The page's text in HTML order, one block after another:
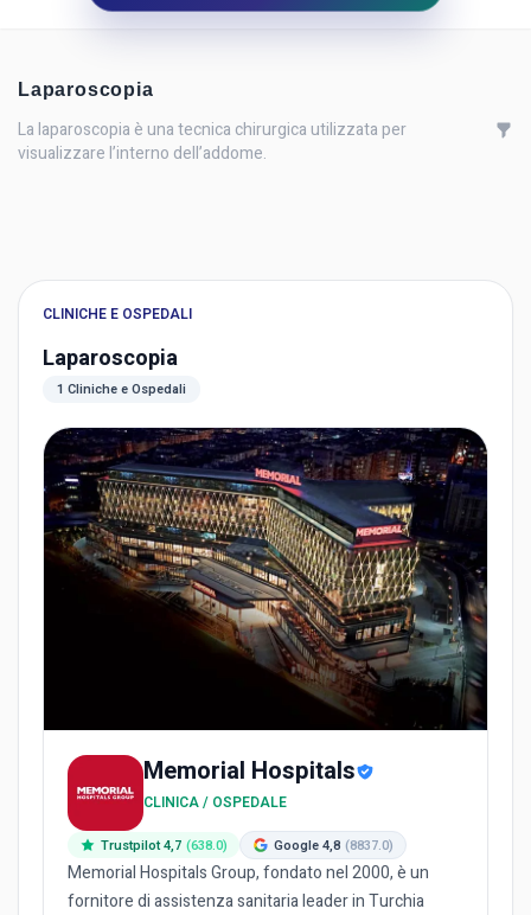
Laparoscopia
La laparoscopia è una tecnica chirurgica utilizzata per
visualizzare l’interno dell’addome.
CLINICHE E OSPEDALI
Laparoscopia
1 Cliniche e Ospedali
Memorial Hospitals
CLINICA / OSPEDALE
Trustpilot 4,7 (638.0) Google 4,8 (8837.0)
Memorial Hospitals Group, fondato nel 2000, è un
fornitore di assistenza sanitaria leader in Turchia